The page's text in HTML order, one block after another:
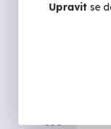
Upravitse
31
353